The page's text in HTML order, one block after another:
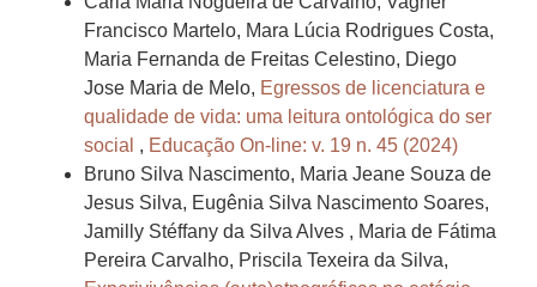
Francisco Martelo, Mara Lúcia Rodrigues Costa,
Maria Fernanda de Freitas Celestino, Diego
Jose Maria de Melo, Egressos de licenciatura e
qualidade de vida: uma leitura ontológica do ser
social , Educação On-line: v. 19 n. 45 (2024)
Bruno Silva Nascimento, Maria Jeane Souza de
Jesus Silva, Eugênia Silva Nascimento Soares,
Jamilly Stéffany da Silva Alves , Maria de Fátima
Pereira Carvalho, Priscila Texeira da Silva,